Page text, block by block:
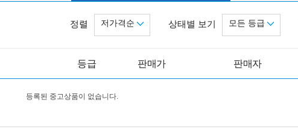
상태별 보기 모든 등급
정렬 저가격순
등급 판매가 판매자
등록된 중고상품이 없습니다.